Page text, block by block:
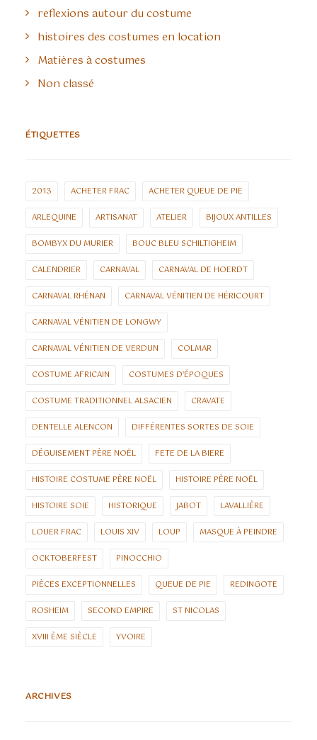
reflexions autour du costume
histoires des costumes en location
Matières à costumes
Non classé
ÉTIQUETTES
2013 ACHETER FRAC ACHETER QUEUE DE PIE
ARLEQUINE ARTISANAT ATELIER BIJOUX ANTILLES
BOMBYX DU MURIER BOUC BLEU SCHILTIGHEIM
CALENDRIER CARNAVAL CARNAVAL DE HOERDT
CARNAVAL RHÉNAN CARNAVAL VÉNITIEN DE HÉRICOURT
CARNAVAL VÉNITIEN DE LONGWY
CARNAVAL VÉNITIEN DE VERDUN COLMAR
COSTUME AFRICAIN COSTUMES D'ÉPOQUES
COSTUME TRADITIONNEL ALSACIEN CRAVATE
DENTELLE ALENCON DIFFÉRENTES SORTES DE SOIE
DÉGUISEMENT PÈRE NOËL FETE DE LA BIERE
HISTOIRE COSTUME PÈRE NOËL HISTOIRE PÈRE NOËL
HISTOIRE SOIE HISTORIQUE JABOT LAVALLIÈRE
LOUER FRAC LOUIS XIV LOUP MASQUE À PEINDRE
OCKTOBERFEST PINOCCHIO
PIÈCES EXCEPTIONNELLES QUEUE DE PIE REDINGOTE
ROSHEIM SECOND EMPIRE ST NICOLAS
XVIII ÈME SIÈCLE YVOIRE
ARCHIVES